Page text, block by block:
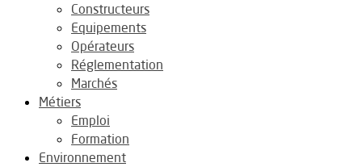
Constructeurs
Equipements
Opérateurs
Réglementation
Marchés
Métiers
Emploi
Formation
Environnement